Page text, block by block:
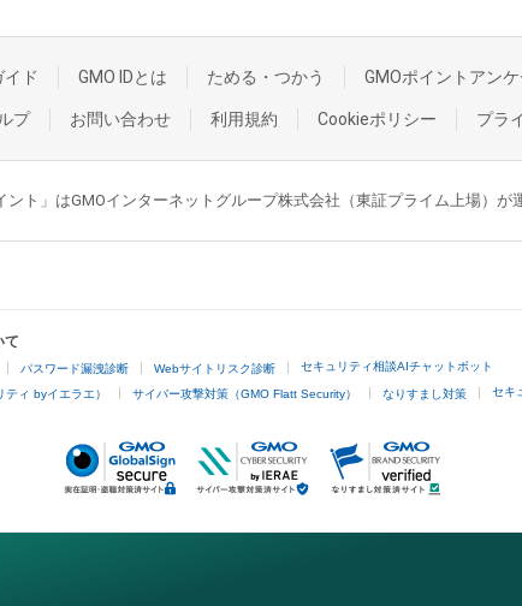
イド GMO IDとは ためる・つかう GMOポイントアン
プ お問い合わせ 利用規約 Cookieポリシー プラ
ント」はGMOインターネットグループ株式会社（東証プライム上場）が
て
パスワード漏洩診断 Webサイトリスク診断 セキュリティ相談AIチャットボット
ィ byイエラエ） サイバー攻撃対策（GMO Flatt Security） なりすまし対策 セキ